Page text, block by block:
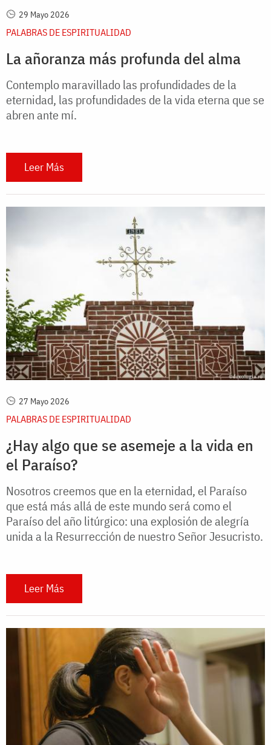
29 Mayo 2026
PALABRAS DE ESPIRITUALIDAD
La añoranza más profunda del alma
Contemplo maravillado las profundidades de la
eternidad, las profundidades de la vida eterna que se
abren ante mí.
Leer Más
27 Mayo 2026
PALABRAS DE ESPIRITUALIDAD
¿Hay algo que se asemeje a la vida en
el Paraíso?
Nosotros creemos que en la eternidad, el Paraíso
que está más allá de este mundo será como el
Paraíso del año litúrgico: una explosión de alegría
unida a la Resurrección de nuestro Señor Jesucristo.
Leer Más